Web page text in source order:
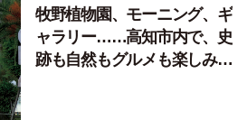
牧野植物園、モーニング、ギ
ャラリー……高知市内で、史
跡も自然もグルメも楽しみ尽